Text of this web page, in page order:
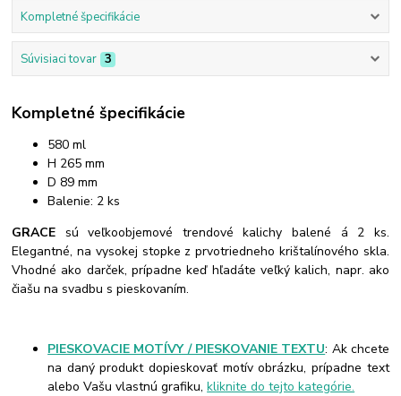
Kompletné špecifikácie
Súvisiaci tovar 3
Kompletné špecifikácie
580 ml
H 265 mm
D 89 mm
Balenie: 2 ks
GRACE sú veľkoobjemové trendové kalichy balené á 2 ks.
Elegantné, na vysokej stopke z prvotriedneho krištalínového skla.
Vhodné ako darček, prípadne keď hľadáte veľký kalich, napr. ako
čiašu na svadbu s pieskovaním.
PIESKOVACIE MOTÍVY / PIESKOVANIE TEXTU: Ak chcete
na daný produkt dopieskovať motív obrázku, prípadne text
alebo Vašu vlastnú grafiku,kliknite do tejto kategórie.